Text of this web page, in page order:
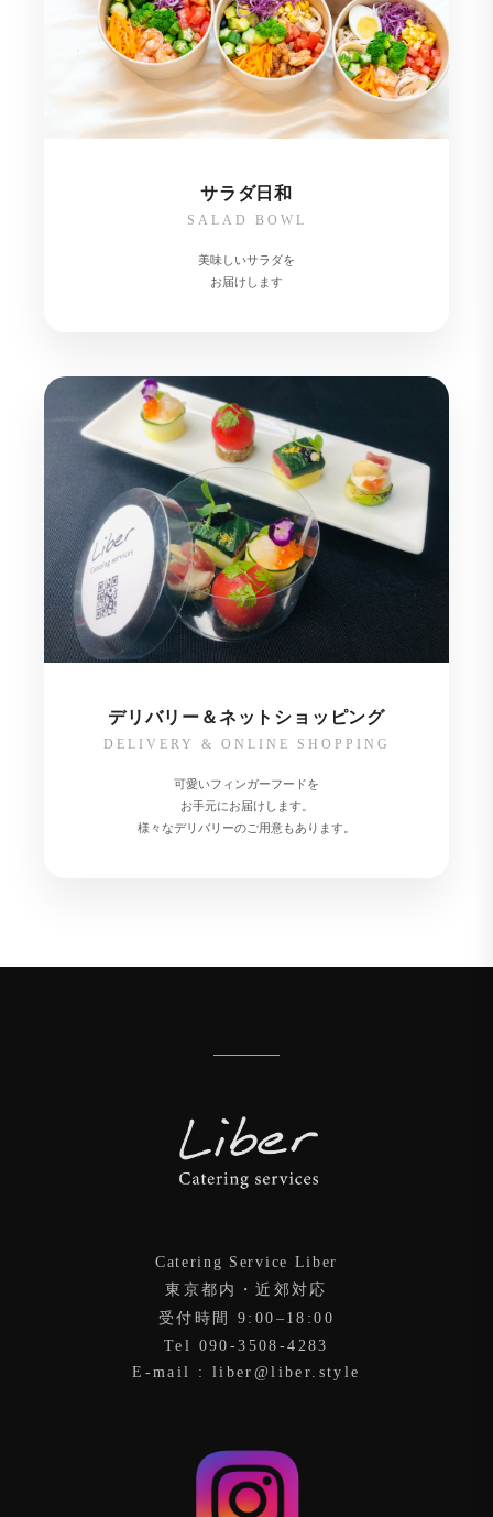
サラダ日和
SALAD BOWL
美味しいサラダを
お届けします
デリバリー＆ネットショッピング
DELIVERY & ONLINE SHOPPING
可愛いフィンガーフードを
お手元にお届けします。
様々なデリバリーのご用意もあります。
Catering Service Liber
東京都内・近郊対応
受付時間 9:00–18:00
Tel 090-3508-4283
E-mail : liber@liber.style